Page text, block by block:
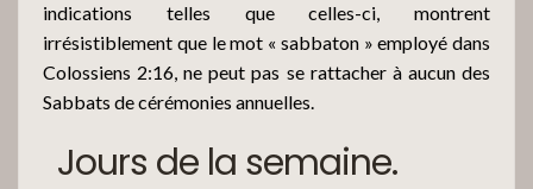
indications telles que celles-ci, montrent
irrésistiblement que le mot « sabbaton » employé dans
Colossiens 2:16, ne peut pas se rattacher à aucun des
Sabbats de cérémonies annuelles.
Jours de la semaine.